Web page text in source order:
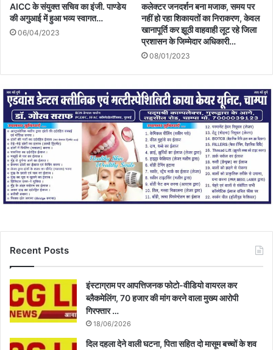
AICC के संयुक्त सचिव का इंजी. पाण्डेय
की अगुआई में हुआ भव्य स्वागत…
06/04/2023
कलेक्टर जनदर्शन बना मजाक, समय पर
नहीं हो रहा शिकायतों का निराकरण, केवल
खानापूर्ति कर झूठी वाहवाही लूट रहे जिला
प्रशासन के जिम्मेदार अधिकारी…
08/01/2023
Recent Posts
इंस्टाग्राम पर आपत्तिजनक फोटो-वीडियो वायरल कर
ब्लैकमेलिंग, 70 हजार की मांग करने वाला मुख्य आरोपी
गिरफ्तार …
18/06/2026
दिल दहला देने वाली घटना, पिता सहित दो मासूम बच्चों के शव